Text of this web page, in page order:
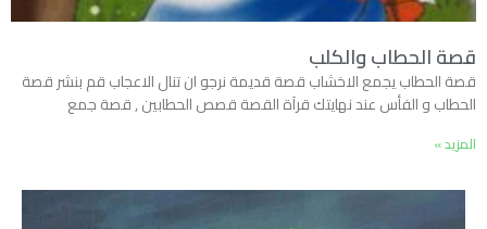
قصة الحطاب والكلب
قصة الحطاب يجمع الاخشاب قصة قديمة نرجو ان تنال الاعجاب قم بنشر قصة
الحطاب و الفأس عند نهايتك قرآة القصة قصص الحطابين , قصة جمع
المزيد »